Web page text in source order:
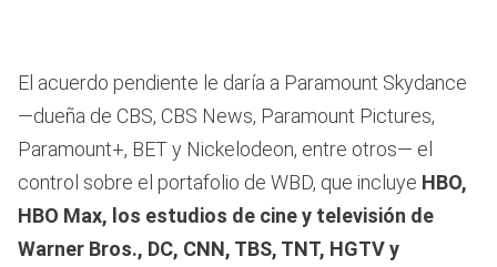
El acuerdo pendiente le daría a Paramount Skydance
—dueña de CBS, CBS News, Paramount Pictures,
Paramount+, BET y Nickelodeon, entre otros— el
control sobre el portafolio de WBD, que incluye HBO,
HBO Max, los estudios de cine y televisión de
Warner Bros., DC, CNN, TBS, TNT, HGTV y